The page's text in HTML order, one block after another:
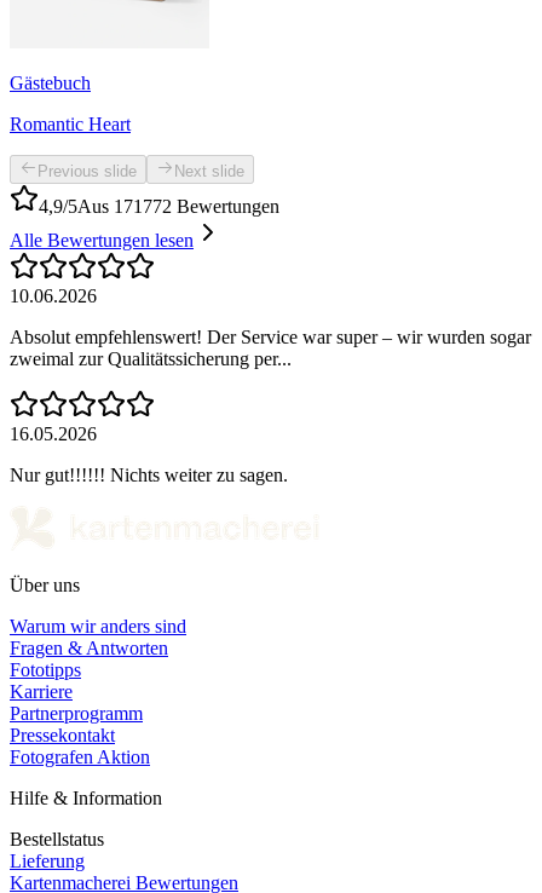
Gästebuch
Romantic Heart
Previous slide Next slide
4,9/5Aus 171772 Bewertungen
Alle Bewertungen lesen
10.06.2026
Absolut empfehlenswert! Der Service war super – wir wurden sogar
zweimal zur Qualitätssicherung per...
16.05.2026
Nur gut!!!!!! Nichts weiter zu sagen.
Über uns
Warum wir anders sind
Fragen & Antworten
Fototipps
Karriere
Partnerprogramm
Pressekontakt
Fotografen Aktion
Hilfe & Information
Bestellstatus
Lieferung
Kartenmacherei Bewertungen